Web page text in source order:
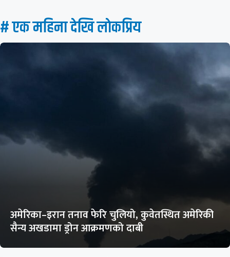
# एक महिना देखि लाेकप्रिय
अमेरिका–इरान तनाव फेरि चुलियो, कुवेतस्थित अमेरिकी
सैन्य अखडामा ड्रोन आक्रमणको दाबी